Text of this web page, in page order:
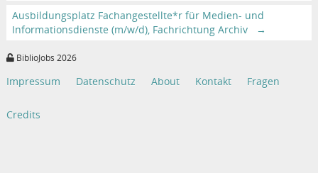
Ausbildungsplatz Fachangestellte*r für Medien- und
Informationsdienste (m/w/d), Fachrichtung Archiv
→
BiblioJobs 2026
Impressum Datenschutz About Kontakt Fragen
Credits